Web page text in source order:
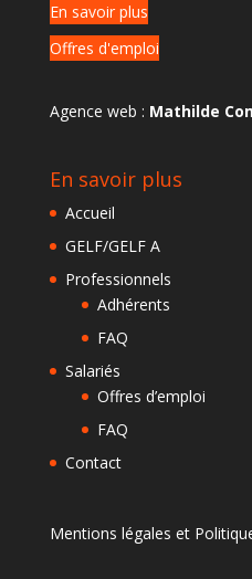
En savoir plus
Offres d'emploi
Agence web : Mathilde
En savoir plus
Accueil
GELF/GELF A
Professionnels
Adhérents
FAQ
Salariés
Offres d’emploi
FAQ
Contact
Mentions légales et